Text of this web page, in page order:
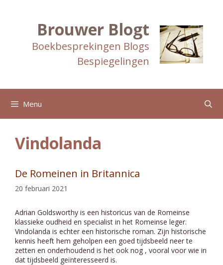
Brouwer Blogt
Boekbesprekingen Blogs
Bespiegelingen
Menu
Vindolanda
De Romeinen in Britannica
20 februari 2021
Adrian Goldsworthy is een historicus van de Romeinse
klassieke oudheid en specialist in het Romeinse leger.
Vindolanda is echter een historische roman. Zijn historische
kennis heeft hem geholpen een goed tijdsbeeld neer te
zetten en onderhoudend is het ook nog , vooral voor wie in
dat tijdsbeeld geïnteresseerd is.